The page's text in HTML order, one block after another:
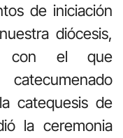
de iniciación
diócesis,
con el que
catequesis de
la ceremonia